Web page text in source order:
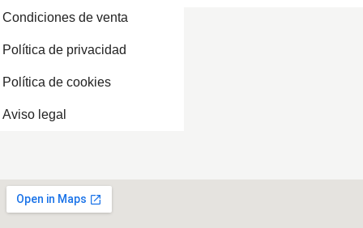
Condiciones de venta
Política de privacidad
Política de cookies
Aviso legal